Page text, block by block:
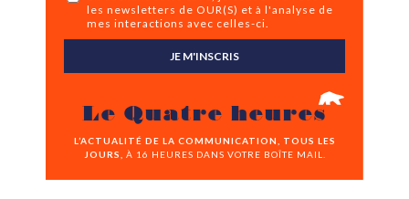
les newsletters de OUR(S) et à l'analyse de
mes interactions avec celles-ci.
JE M'INSCRIS
Le Quatre heures
L’ACTUALITÉ DE LA COMMUNICATION, TOUS LES
JOURS,
À 16 HEURES DANS VOTRE BOÎTE MAIL.